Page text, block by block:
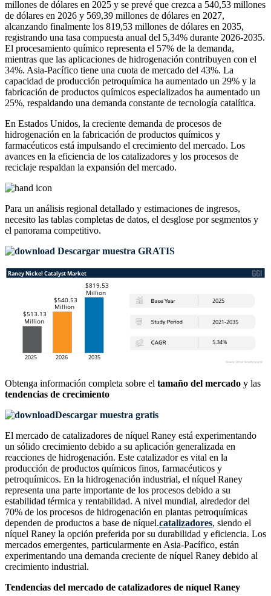
millones de dólares en 2025 y se prevé que crezca a 540,53 millones
de dólares en 2026 y 569,39 millones de dólares en 2027,
alcanzando finalmente los 819,53 millones de dólares en 2035,
registrando una tasa compuesta anual del 5,34% durante 2026-2035.
El procesamiento químico representa el 57% de la demanda,
mientras que las aplicaciones de hidrogenación contribuyen con el
34%. Asia-Pacífico tiene una cuota de mercado del 43%. La
capacidad de producción petroquímica ha aumentado un 29% y la
fabricación de productos químicos especializados ha aumentado un
25%, respaldando una demanda constante de tecnología catalítica.
En Estados Unidos, la creciente demanda de procesos de
hidrogenación en la fabricación de productos químicos y
farmacéuticos está impulsando el crecimiento del mercado. Los
avances en la eficiencia de los catalizadores y los procesos de
reciclaje respaldan la expansión del mercado.
Para un análisis regional detallado y estimaciones de ingresos,
necesito las tablas completas de datos, el desglose por segmentos y
el panorama competitivo.
Descargar muestra GRATIS
Obtenga información completa sobre el tamaño del mercado y las
tendencias de crecimiento
Descargar muestra gratis
El mercado de catalizadores de níquel Raney está experimentando
un sólido crecimiento debido a su aplicación generalizada en
reacciones de hidrogenación. Este catalizador es vital en la
producción de productos químicos finos, farmacéuticos y
petroquímicos. En la hidrogenación industrial, el níquel Raney
representa una parte importante de los procesos debido a su
estabilidad térmica y rentabilidad. A nivel mundial, alrededor del
70% de los procesos de hidrogenación en plantas petroquímicas
dependen de productos a base de níquel.catalizadores, siendo el
níquel Raney la opción preferida por su durabilidad y eficiencia. Los
mercados emergentes, particularmente en Asia-Pacífico, están
experimentando una demanda creciente de níquel Raney debido al
crecimiento industrial.
Tendencias del mercado de catalizadores de níquel Raney